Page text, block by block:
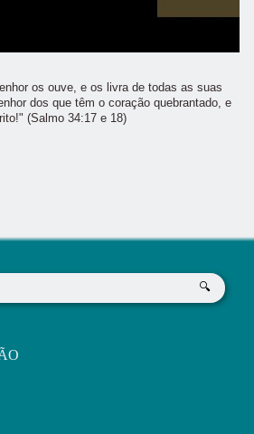
os ouve, e os livra de todas as suas
dos que têm o coração quebrantado, e
(Salmo 34:17 e 18)